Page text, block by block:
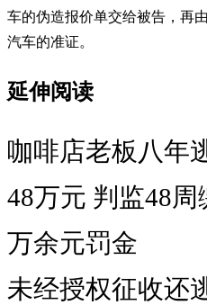
车的伪造报价单交给被告，再
汽车的准证。
延伸阅读
咖啡店老板八年
48万元 判监48周
万余元罚金
未经授权征收还